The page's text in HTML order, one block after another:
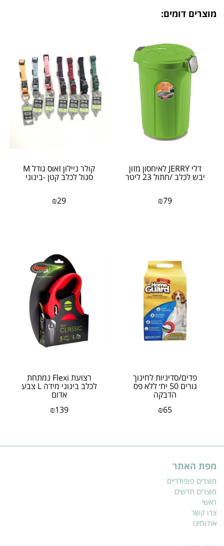
מוצרים דומים:
דלי JERRY לאיחסון מזון
יבש לכלב /חתול 23 ליטר
₪79
​קולר ניילון זאוס גודל M
סגול לכלב קטן -בינוני
₪29
פדים/סדיניות לחינוך
גורים 50 יח׳ ללא פס
הדבקה
₪65
רצועת Flexi נמתחת
לכלב בינוני מידה L צבע
אדום
₪139
מפת האתר
מוצרים פופולריים
מוצרים חדשים
ראשי
צרו קשר
אודותינו